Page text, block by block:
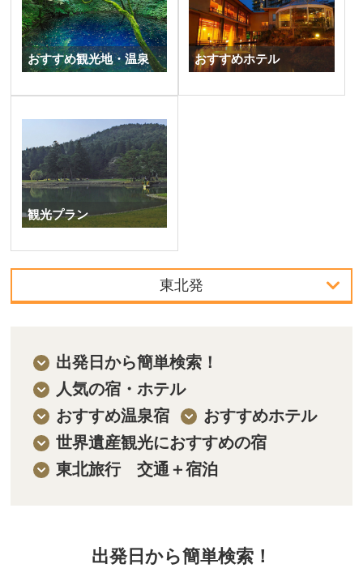
おすすめ観光地・温泉 おすすめホテル
観光プラン​
東北発
中部発
関西発
東北発
北陸発
出発日から簡単検索！
人気の宿・ホテル
おすすめ温泉宿
おすすめホテル
世界遺産観光におすすめの宿
東北旅行 交通＋宿泊
出発日から簡単検索！